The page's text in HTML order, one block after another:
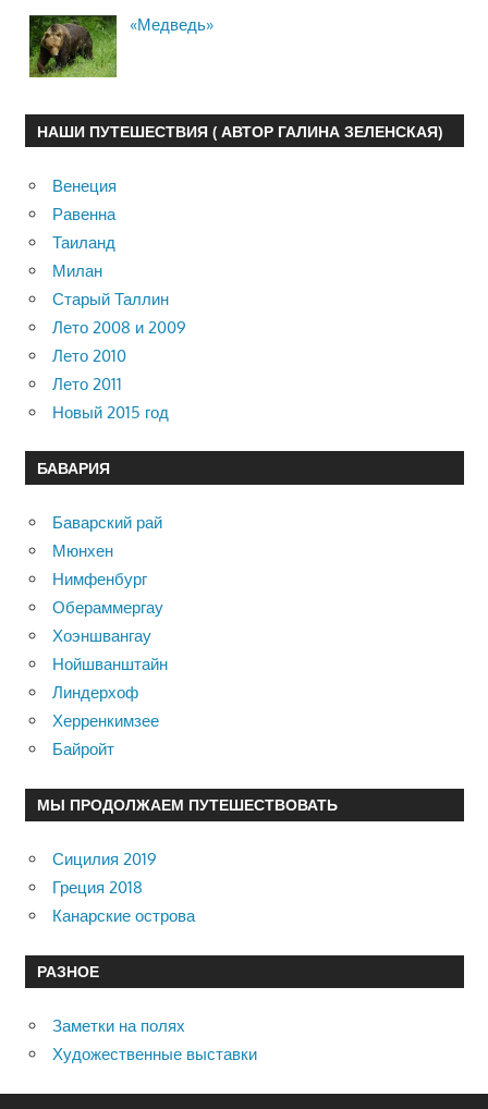
«Медведь»
НАШИ ПУТЕШЕСТВИЯ ( АВТОР ГАЛИНА ЗЕЛЕНСКАЯ)
Венеция
Равенна
Таиланд
Милан
Старый Таллин
Лето 2008 и 2009
Лето 2010
Лето 2011
Новый 2015 год
БАВАРИЯ
Баварский рай
Мюнхен
Нимфенбург
Обераммергау
Хоэншвангау
Нойшванштайн
Линдерхоф
Херренкимзее
Байройт
МЫ ПРОДОЛЖАЕМ ПУТЕШЕСТВОВАТЬ
Сицилия 2019
Греция 2018
Канарские острова
РАЗНОЕ
Заметки на полях
Художественные выставки